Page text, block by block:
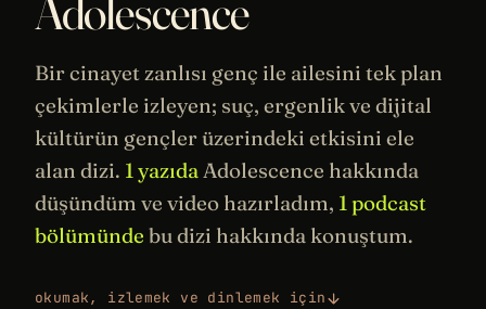
Adolescence
Bir cinayet zanlısı genç ile ailesini tek plan
çekimlerle izleyen; suç, ergenlik ve dijital
kültürün gençler üzerindeki etkisini ele
alan dizi. 1 yazıdaAdolescence hakkında
düşündüm ve video hazırladım, 1 podcast
bölümünde bu dizi hakkında konuştum.
okumak, izlemek ve dinlemek için